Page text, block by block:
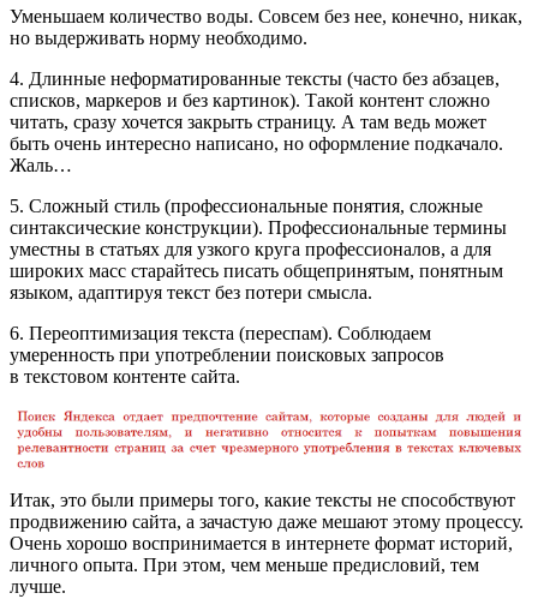
Уменьшаем количество воды. Совсем без нее, конечно, никак,
но выдерживать норму необходимо.
4. Длинные неформатированные тексты (часто без абзацев,
списков, маркеров и без картинок). Такой контент сложно
читать, сразу хочется закрыть страницу. А там ведь может
быть очень интересно написано, но оформление подкачало.
Жаль…
5. Сложный стиль (профессиональные понятия, сложные
синтаксические конструкции). Профессиональные термины
уместны в статьях для узкого круга профессионалов, а для
широких масс старайтесь писать общепринятым, понятным
языком, адаптируя текст без потери смысла.
6. Переоптимизация текста (переспам). Соблюдаем
умеренность при употреблении поисковых запросов
в текстовом контенте сайта.
Итак, это были примеры того, какие тексты не способствуют
продвижению сайта, а зачастую даже мешают этому процессу.
Очень хорошо воспринимается в интернете формат историй,
личного опыта. При этом, чем меньше предисловий, тем
лучше.